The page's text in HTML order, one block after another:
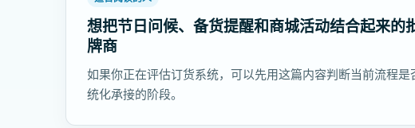
想把节日问候、备货提醒和商城活动结合起来的
牌商
如果你正在评估订货系统，可以先用这篇内容判断当前流程是
统化承接的阶段。